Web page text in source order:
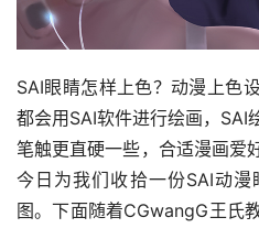
SAI眼睛怎样上色？动漫上色
都会用SAI软件进行绘画，SAI
笔触更直硬一些，合适漫画爱
今日为我们收拾一份SAI动
图。下面随着CGwangG王氏